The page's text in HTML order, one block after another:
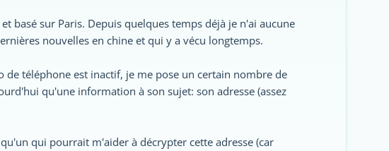
basé sur Paris. Depuis quelques temps déjà je n'ai aucune
nouvelles en chine et qui y a vécu longtemps.
de téléphone est inactif, je me pose un certain nombre de
qu'une information à son sujet: son adresse (assez
qui pourrait m'aider à décrypter cette adresse (car